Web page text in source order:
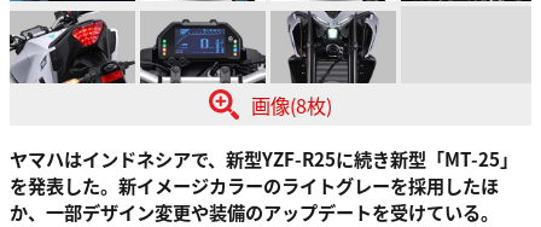
画像(8枚)
ヤマハはインドネシアで、新型YZF-R25に続き新型「MT-25」
を発表した。新イメージカラーのライトグレーを採用したほ
か、一部デザイン変更や装備のアップデートを受けている。